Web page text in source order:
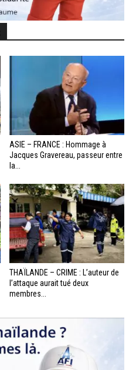
ASIE – FRANCE : Hommage à
Jacques Gravereau, passeur entre
la...
THAÏLANDE – CRIME : L’auteur de
l’attaque aurait tué deux
membres...